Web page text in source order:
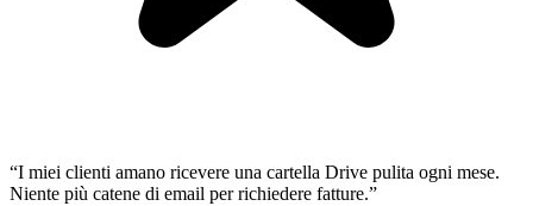
“I miei clienti amano ricevere una cartella Drive pulita ogni mese.
Niente più catene di email per richiedere fatture.”